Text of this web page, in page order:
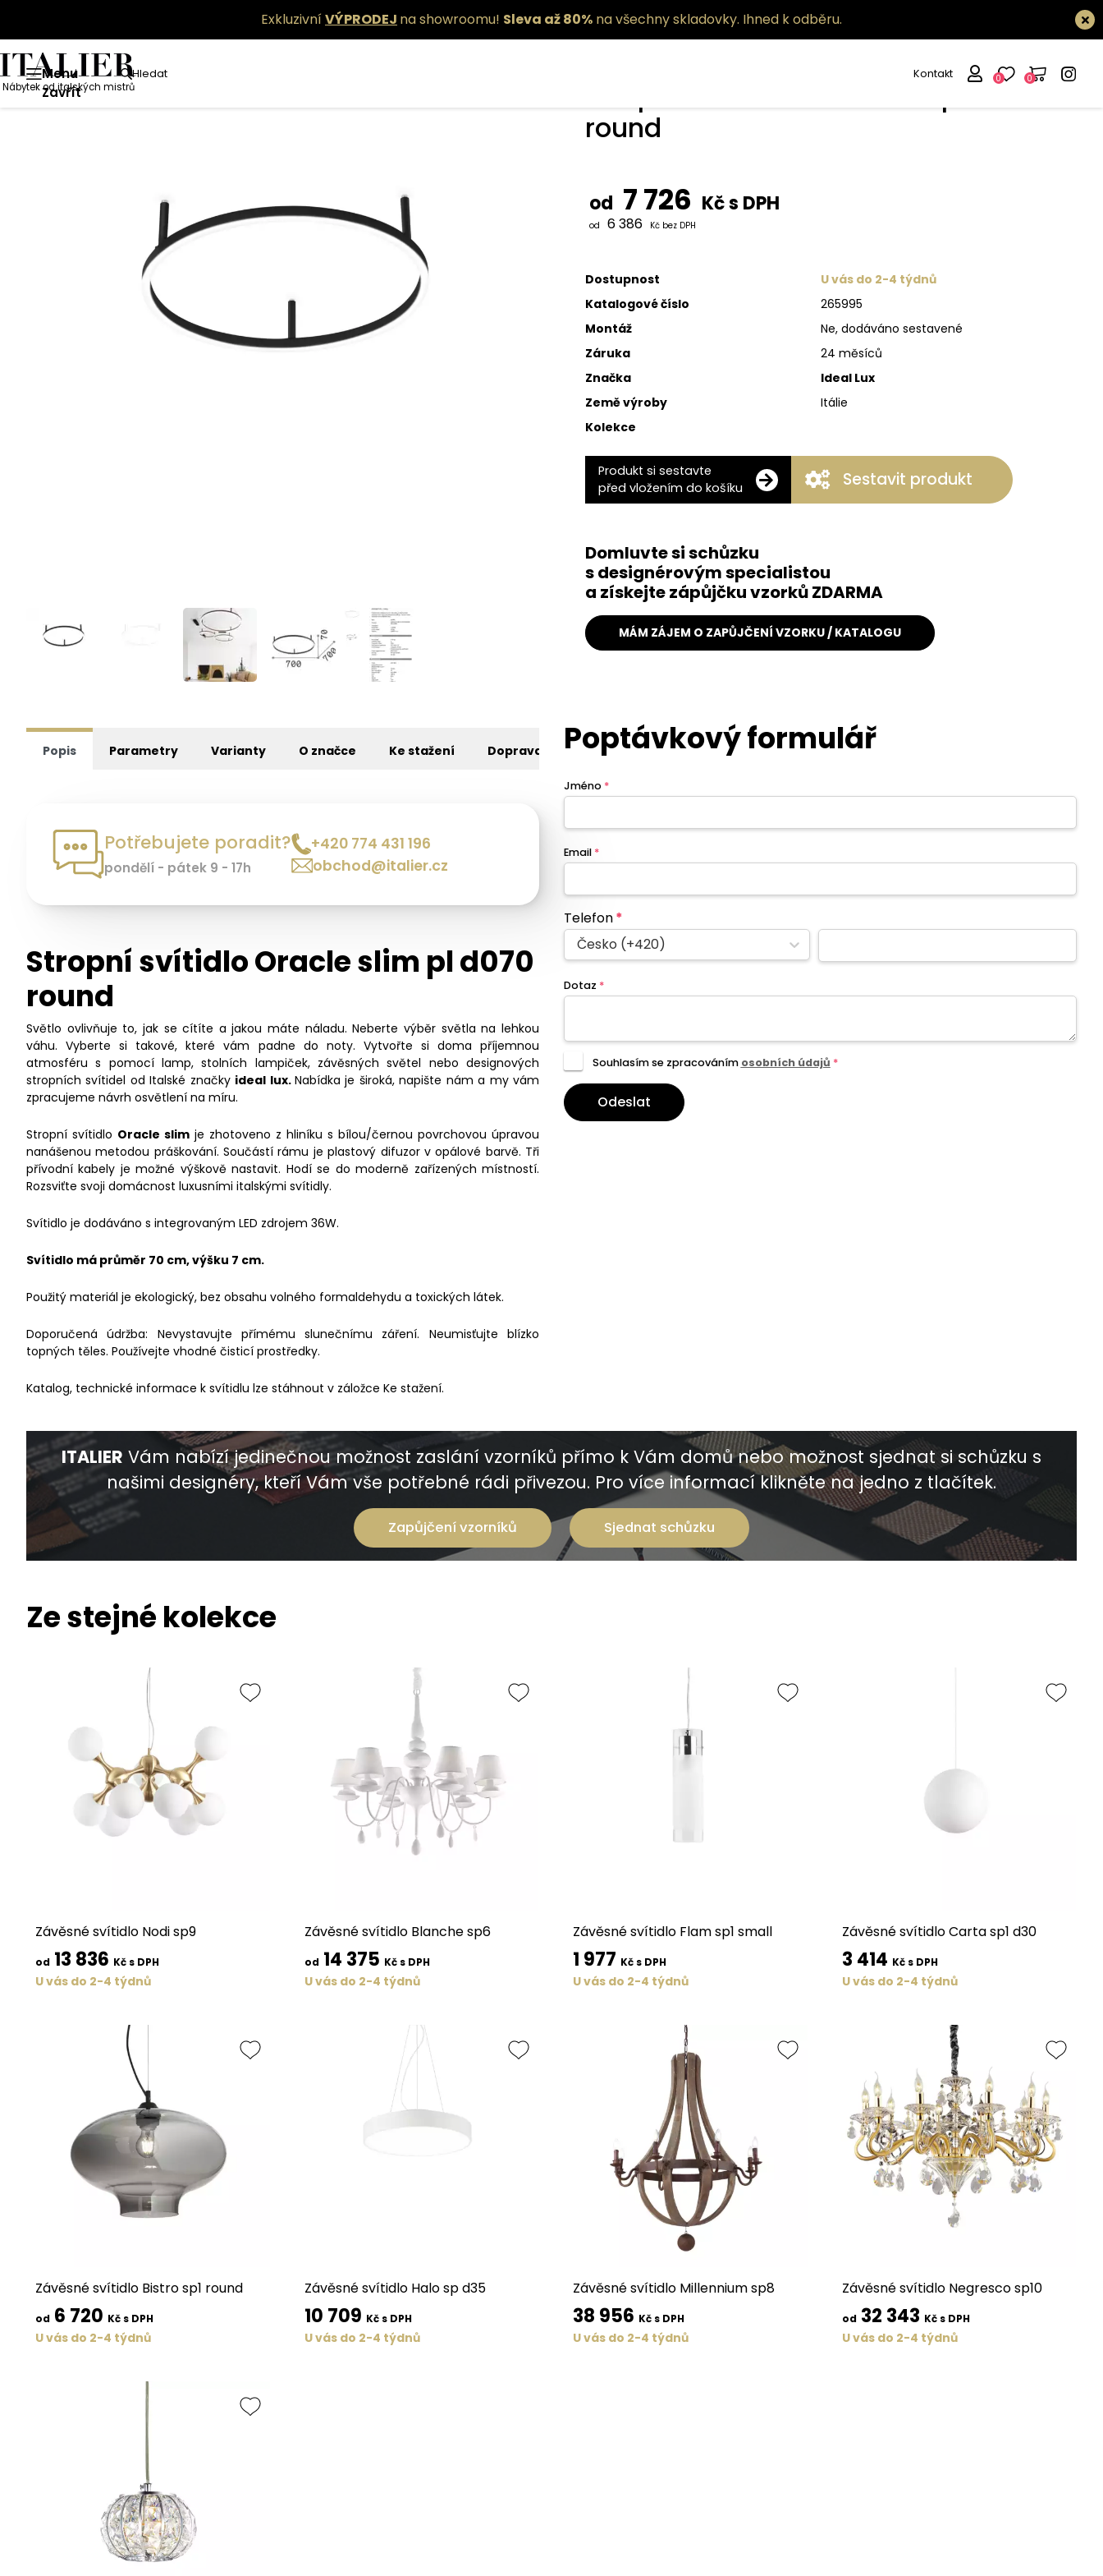
ExkluzivníVÝPRODEJ na showroomu! Sleva až 80% na všechny skladovky. Ihned k odběru.
Menu
Zavřít
Hledat
Nábytek od italských mistrů
Kontakt 0 0
Stropní svítidlo Oracle slim pl d070
round
od 7 726 Kč s DPH
od 6 386 Kč bez DPH
Dostupnost
U vás do 2-4 týdnů
Katalogové číslo
265995
Montáž
Ne, dodáváno sestavené
Záruka
24 měsíců
Značka
Ideal Lux
Země výroby
Itálie
Kolekce
Produkt si sestavte
před vložením do košíku
Sestavit produkt
Domluvte si schůzku
s designérovým specialistou
a získejte zápůjčku vzorků ZDARMA
MÁM ZÁJEM O ZAPŮJČENÍ VZORKU / KATALOGU
Popis Parametry Varianty O značce Ke stažení Doprava
Potřebujete poradit?
pondělí - pátek 9 - 17h
+420 774 431 196
obchod@italier.cz
Stropní svítidlo Oracle slim pl d070
round
Světlo ovlivňuje to, jak se cítíte a jakou máte náladu. Neberte výběr světla na lehkou
váhu. Vyberte si takové, které vám padne do noty. Vytvořte si doma příjemnou
atmosféru s pomocí lamp, stolních lampiček, závěsných světel nebo designových
stropních svítidel od Italské značky ideal lux.Nabídka je široká, napište nám a my vám
zpracujeme návrh osvětlení na míru.
Stropní svítidlo Oracle slim je zhotoveno z hliníku s bílou/černou povrchovou úpravou
nanášenou metodou práškování. Součástí rámu je plastový difuzor v opálové barvě. Tři
přívodní kabely je možné výškově nastavit. Hodí se do moderně zařízených místností.
Rozsviťte svoji domácnost luxusními italskými svítidly.
Svítidlo je dodáváno s integrovaným LED zdrojem 36W.
Svítidlo má průměr 70 cm, výšku 7 cm.
Použitý materiál je ekologický, bez obsahu volného formaldehydu a toxických látek.
Doporučená údržba: Nevystavujte přímému slunečnímu záření. Neumisťujte blízko
topných těles. Používejte vhodné čisticí prostředky.
Katalog, technické informace k svítidlu lze stáhnout v záložce Ke stažení.
Poptávkový formulář
Jméno *
Email *
Telefon*
Česko (+420)
Dotaz *
Souhlasím se zpracováním osobních údajů *
Odeslat
ITALIER Vám nabízí jedinečnou možnost zaslání vzorníků přímo k Vám domů nebo možnost sjednat si schůzku s
našimi designéry, kteří Vám vše potřebné rádi přivezou. Pro více informací klikněte na jedno z tlačítek.
Zapůjčení vzorníků Sjednat schůzku
Ze stejné kolekce
Závěsné svítidlo Nodi sp9
od 13 836 Kč s DPH
U vás do 2-4 týdnů
Závěsné svítidlo Blanche sp6
od 14 375 Kč s DPH
U vás do 2-4 týdnů
Závěsné svítidlo Flam sp1 small
1 977 Kč s DPH
U vás do 2-4 týdnů
Závěsné svítidlo Carta sp1 d30
3 414 Kč s DPH
U vás do 2-4 týdnů
Závěsné svítidlo Bistro sp1 round
od 6 720 Kč s DPH
U vás do 2-4 týdnů
Závěsné svítidlo Halo sp d35
10 709 Kč s DPH
U vás do 2-4 týdnů
Závěsné svítidlo Millennium sp8
38 956 Kč s DPH
U vás do 2-4 týdnů
Závěsné svítidlo Negresco sp10
od 32 343 Kč s DPH
U vás do 2-4 týdnů